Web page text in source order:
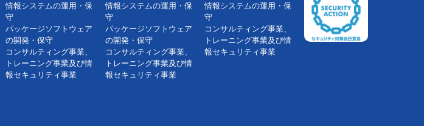
情報システムの運用・保
守
パッケージソフトウェア
の開発・保守
コンサルティング事業、
トレーニング事業及び情
報セキュリティ事業
情報システムの運用・保
守
パッケージソフトウェア
の開発・保守
コンサルティング事業、
トレーニング事業及び情
報セキュリティ事業
情報システムの運用・保
守
コンサルティング事業、
トレーニング事業及び情
報セキュリティ事業